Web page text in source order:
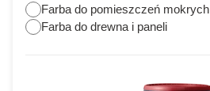
Farba do pomieszczeń mokrych
Farba do drewna i paneli